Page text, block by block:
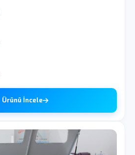
Ürünü İncele